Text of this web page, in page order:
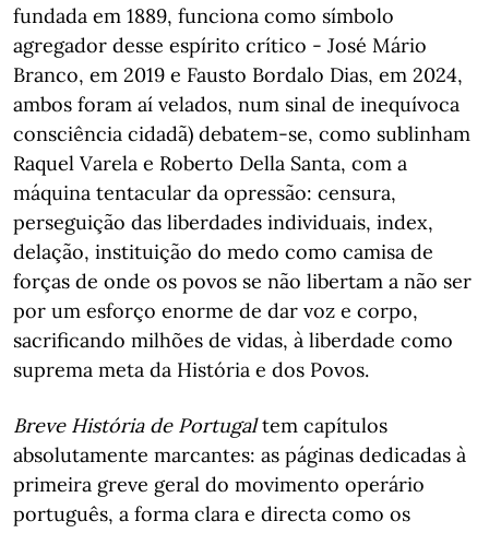
fundada em 1889, funciona como símbolo
agregador desse espírito crítico - José Mário
Branco, em 2019 e Fausto Bordalo Dias, em 2024,
ambos foram aí velados, num sinal de inequívoca
consciência cidadã) debatem-se, como sublinham
Raquel Varela e Roberto Della Santa, com a
máquina tentacular da opressão: censura,
perseguição das liberdades individuais, index,
delação, instituição do medo como camisa de
forças de onde os povos se não libertam a não ser
por um esforço enorme de dar voz e corpo,
sacrificando milhões de vidas, à liberdade como
suprema meta da História e dos Povos.
Breve História de Portugaltem capítulos
absolutamente marcantes: as páginas dedicadas à
primeira greve geral do movimento operário
português, a forma clara e directa como os